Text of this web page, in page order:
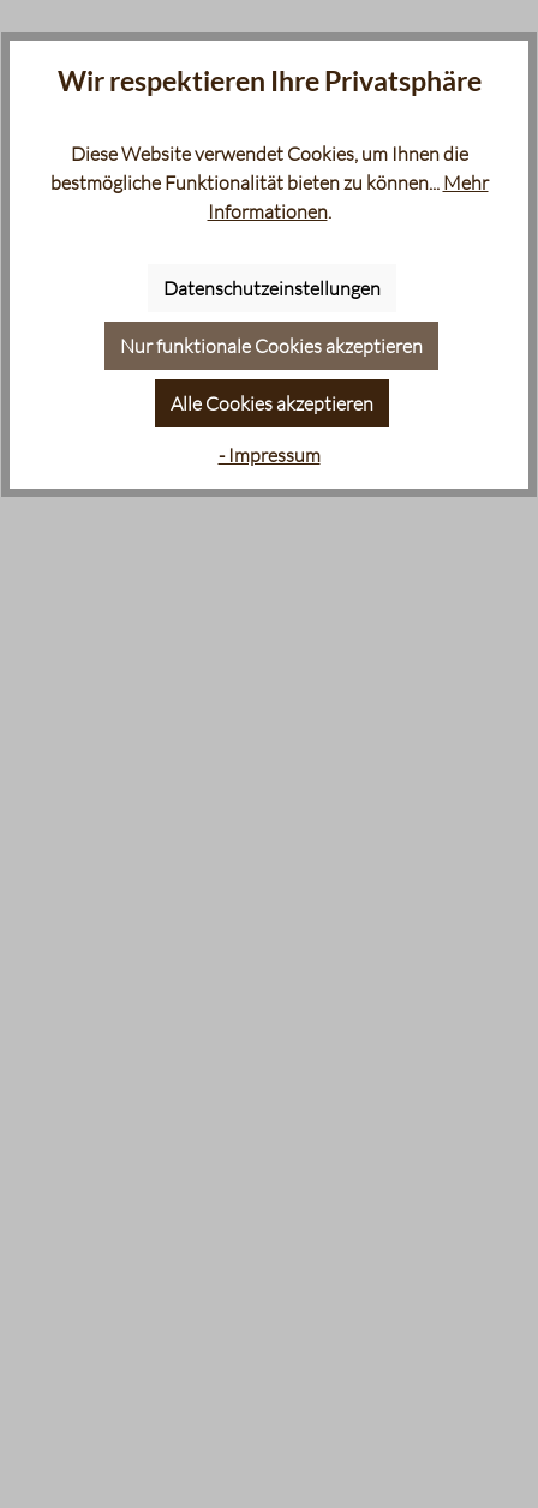
Wir respektieren Ihre Privatsphäre
Diese Website verwendet Cookies, um Ihnen die
bestmögliche Funktionalität bieten zu können... Mehr
Informationen.
Datenschutzeinstellungen
Nur funktionale Cookies akzeptieren
Alle Cookies akzeptieren
- Impressum